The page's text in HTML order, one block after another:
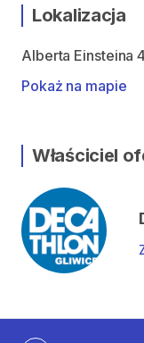
Lokalizacja
Alberta Einsteina
Pokaż na mapie
Właściciel